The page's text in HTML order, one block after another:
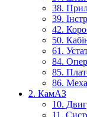
38.
39.
42.
50.
61.
84.
85.
86.
2. КамАЗ
10.
11.